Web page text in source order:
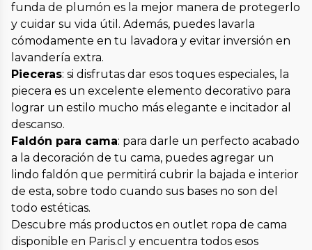
funda de plumón es la mejor manera de protegerlo
y cuidar su vida útil. Además, puedes lavarla
cómodamente en tu lavadora y evitar inversión en
lavandería extra.
Pieceras: si disfrutas dar esos toques especiales, la
piecera es un excelente elemento decorativo para
lograr un estilo mucho más elegante e incitador al
descanso.
Faldón para cama: para darle un perfecto acabado
a la decoración de tu cama, puedes agregar un
lindo faldón que permitirá cubrir la bajada e interior
de esta, sobre todo cuando sus bases no son del
todo estéticas.
Descubre más productos en outlet ropa de cama
disponible en Paris.cl y encuentra todos esos